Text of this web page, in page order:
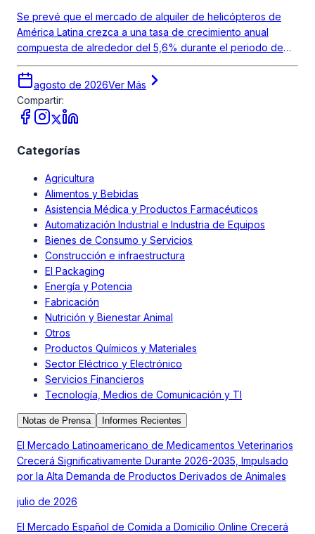
Se prevé que el mercado de alquiler de helicópteros de
América Latina crezca a una tasa de crecimiento anual
compuesta de alrededor del 5,6% durante el periodo de
pronóstico 2026-2035.
agosto de 2026Ver Más
Compartir:
Categorías
Agricultura
Alimentos y Bebidas
Asistencia Médica y Productos Farmacéuticos
Automatización Industrial e Industria de Equipos
Bienes de Consumo y Servicios
Construcción e infraestructura
El Packaging
Energía y Potencia
Fabricación
Nutrición y Bienestar Animal
Otros
Productos Químicos y Materiales
Sector Eléctrico y Electrónico
Servicios Financieros
Tecnología, Medios de Comunicación y TI
Notas de Prensa Informes Recientes
El Mercado Latinoamericano de Medicamentos Veterinarios
Crecerá Significativamente Durante 2026-2035, Impulsado
por la Alta Demanda de Productos Derivados de Animales
julio de 2026
El Mercado Español de Comida a Domicilio Online Crecerá